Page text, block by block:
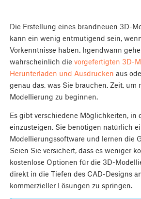
Die Erstellung eines brandneuen 3D-
kann ein wenig entmutigend sein,
Vorkenntnisse haben. Irgendwann
wahrscheinlich die vorgefertigten 3D-
Herunterladen und Ausdrucken aus
genau das, was Sie brauchen. Zeit, um
Modellierung zu beginnen.
Es gibt verschiedene Möglichkeiten, in
einzusteigen. Sie benötigen natürlich
Modellierungssoftware und lernen die
Seien Sie versichert, dass es weniger
kostenlose Optionen für die 3D-
direkt in die Tiefen des CAD-Designs
kommerzieller Lösungen zu springen.